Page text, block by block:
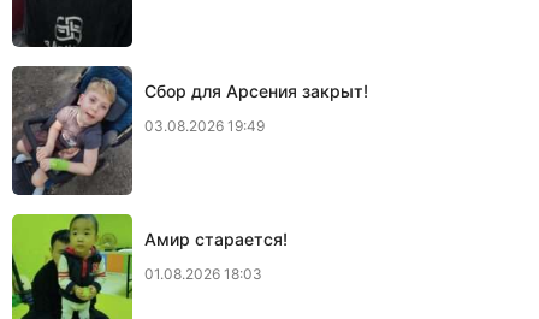
Сбор для Арсения закрыт!
03.08.2026 19:49
Амир старается!
01.08.2026 18:03